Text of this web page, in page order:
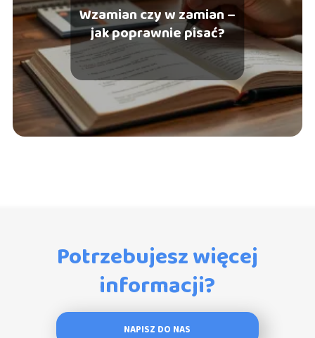
Wzamian czy w zamian –
jak poprawnie pisać?
Potrzebujesz więcej
informacji?
NAPISZ DO NAS